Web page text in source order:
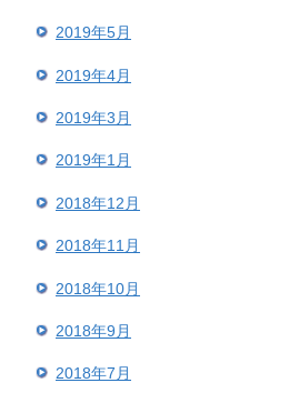
2019年5月
2019年4月
2019年3月
2019年1月
2018年12月
2018年11月
2018年10月
2018年9月
2018年7月